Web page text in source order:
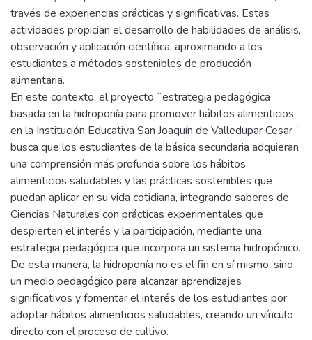
través de experiencias prácticas y significativas. Estas
actividades propician el desarrollo de habilidades de análisis,
observación y aplicación científica, aproximando a los
estudiantes a métodos sostenibles de producción
alimentaria.
En este contexto, el proyecto ¨estrategia pedagógica
basada en la hidroponía para promover hábitos alimenticios
en la Institución Educativa San Joaquín de Valledupar Cesar ¨
busca que los estudiantes de la básica secundaria adquieran
una comprensión más profunda sobre los hábitos
alimenticios saludables y las prácticas sostenibles que
puedan aplicar en su vida cotidiana, integrando saberes de
Ciencias Naturales con prácticas experimentales que
despierten el interés y la participación, mediante una
estrategia pedagógica que incorpora un sistema hidropónico.
De esta manera, la hidroponía no es el fin en sí mismo, sino
un medio pedagógico para alcanzar aprendizajes
significativos y fomentar el interés de los estudiantes por
adoptar hábitos alimenticios saludables, creando un vínculo
directo con el proceso de cultivo.